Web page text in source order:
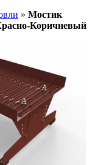
» Мостик
Коричневый